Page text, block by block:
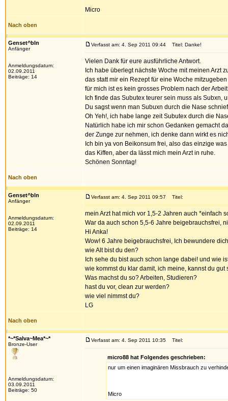
Micro
Nach oben
Genset^bln
Anfänger
Anmeldungsdatum:
02.09.2011
Beiträge: 14
Verfasst am: 4. Sep 2011 09:44 Titel: Danke!
Vielen Dank für eure ausführliche Antwort.
Ich habe überlegt nächste Woche mit meinen Arzt
das statt mir ein Rezept für eine Woche
für mich ist es kein grosses Problem nach der
Ich finde das Subutex teurer sein muss als Subxn,
Du sagst wenn man Subuxn durch die Nase
Oh Yeh!, ich habe lange zeit Subutex durch die
Natürlich habe ich mir schon Gedanken gemacht
der Zunge zur nehmen, ich denke dann wirkt es
Ich bin ya von Beikonsum frei, also das einzige
das Kiffen, aber da lässt mich mein Arzt in ruhe.
Schönen Sonntag!
Nach oben
Genset^bln
Anfänger
Anmeldungsdatum:
02.09.2011
Beiträge: 14
Verfasst am: 4. Sep 2011 09:57 Titel:
mein Arzt hat mich vor 1,5-2 Jahren auch *einfach
War da auch schon 5,5-6 Jahre beigebrauchsfrei,
Hi Anka!
Wow! 6 Jahre beigebrauchsfrei, Ich bewundere
wie Alt bist du den?
Ich sehe du bist auch schon lange dabei! und wie
wie kommst du klar damit, ich meine, kannst du gut
Was machst du so? Arbeiten, Studieren?
hast du vor, clean zur werden?
wie viel nimmst du?
LG
Nach oben
*~*Salva~Mea*~*
Bronze-User
Anmeldungsdatum:
03.09.2011
Beiträge: 50
Verfasst am: 4. Sep 2011 10:35 Titel:
micro88 hat Folgendes geschrieben:
nur um einen imaginären Missbrauch zu
Micro